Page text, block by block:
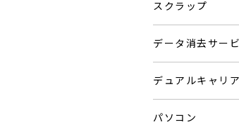
スクラップ
データ消去サー
デュアルキャリア
パソコン